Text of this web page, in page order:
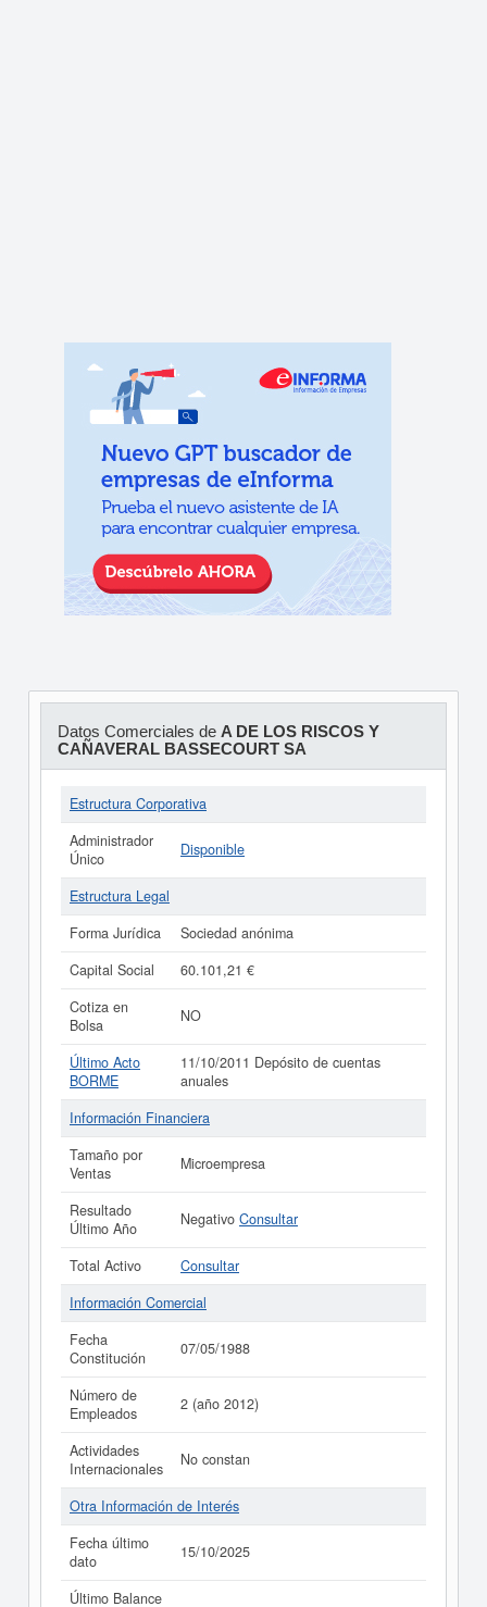
Datos Comerciales de A DE LOS RISCOS Y
CAÑAVERAL BASSECOURT SA
Estructura Corporativa
Administrador
Único
Disponible
Estructura Legal
Forma Jurídica
Sociedad anónima
Capital Social
60.101,21 €
Cotiza en
Bolsa
NO
Último Acto
BORME
11/10/2011 Depósito de cuentas
anuales
Información Financiera
Tamaño por
Ventas
Microempresa
Resultado
Último Año
Negativo Consultar
Total Activo
Consultar
Información Comercial
Fecha
Constitución
07/05/1988
Número de
Empleados
2 (año 2012)
Actividades
Internacionales
No constan
Otra Información de Interés
Fecha último
dato
15/10/2025
Último Balance